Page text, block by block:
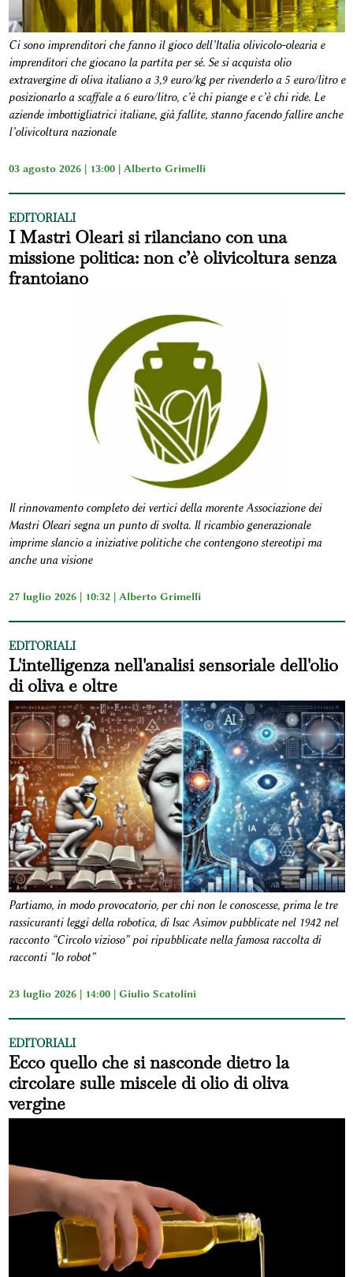
Ci sono imprenditori che fanno il gioco dell’Italia olivicolo-olearia e
imprenditori che giocano la partita per sé. Se si acquista olio
extravergine di oliva italiano a 3,9 euro/kg per rivenderlo a 5 euro/litro e
posizionarlo a scaffale a 6 euro/litro, c’è chi piange e c’è chi ride. Le
aziende imbottigliatrici italiane, già fallite, stanno facendo fallire anche
l’olivicoltura nazionale
03 agosto 2026 | 13:00 | Alberto Grimelli
EDITORIALI
I Mastri Oleari si rilanciano con una
missione politica: non c’è olivicoltura senza
frantoiano
Il rinnovamento completo dei vertici della morente Associazione dei
Mastri Oleari segna un punto di svolta. Il ricambio generazionale
imprime slancio a iniziative politiche che contengono stereotipi ma
anche una visione
27 luglio 2026 | 10:32 | Alberto Grimelli
EDITORIALI
L'intelligenza nell'analisi sensoriale dell'olio
di oliva e oltre
Partiamo, in modo provocatorio, per chi non le conoscesse, prima le tre
rassicuranti leggi della robotica, di Isac Asimov pubblicate nel 1942 nel
racconto “Circolo vizioso” poi ripubblicate nella famosa raccolta di
racconti “Io robot”
23 luglio 2026 | 14:00 | Giulio Scatolini
EDITORIALI
Ecco quello che si nasconde dietro la
circolare sulle miscele di olio di oliva
vergine